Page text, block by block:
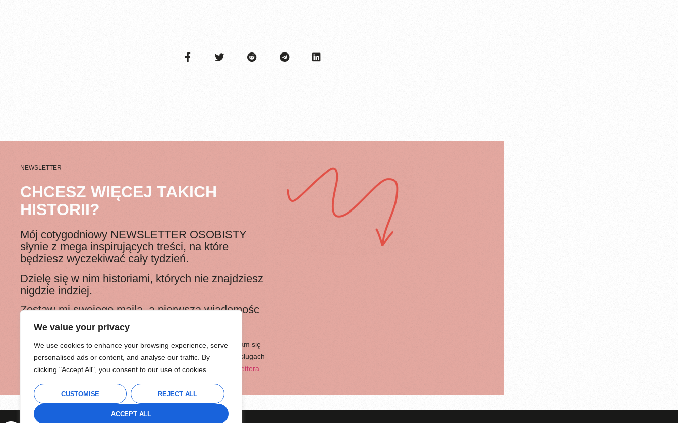
We value your privacy
We use cookies to enhance your browsing experience, serve
personalised ads or content, and analyse our traffic. By
clicking "Accept All", you consent to our use of cookies.
CUSTOMISE REJECT ALL
ACCEPT ALL
NEWSLETTER
CHCESZ WIĘCEJ TAKICH
HISTORII?
Mój cotygodniowy NEWSLETTER OSOBISTY
słynie z mega inspirujących treści, na które
będziesz wyczekiwać cały tydzień.
Dzielę się w nim historiami, których nie znajdziesz
nigdzie indziej.
Zostaw mi swojego maila, a pierwszą wiadomośc
dostaniesz za chwilę!
Zapisując się na newsletter akceptuję Regulamin newslettera i zgadzam się
na wysyłkę newslettera, w tym bezpłatnych materiałów, informacji o usługach
i produktach przez Agatę Strzyżewską zgodnie zRegulaminem newslettera